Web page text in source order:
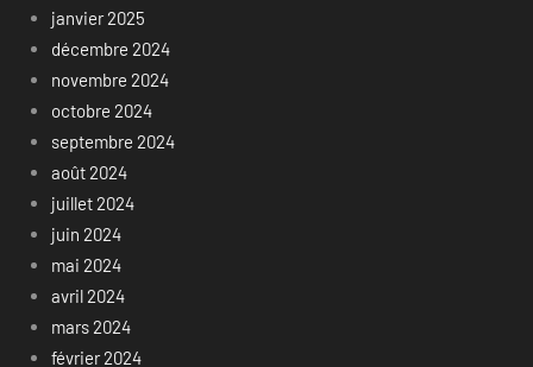
janvier 2025
décembre 2024
novembre 2024
octobre 2024
septembre 2024
août 2024
juillet 2024
juin 2024
mai 2024
avril 2024
mars 2024
février 2024